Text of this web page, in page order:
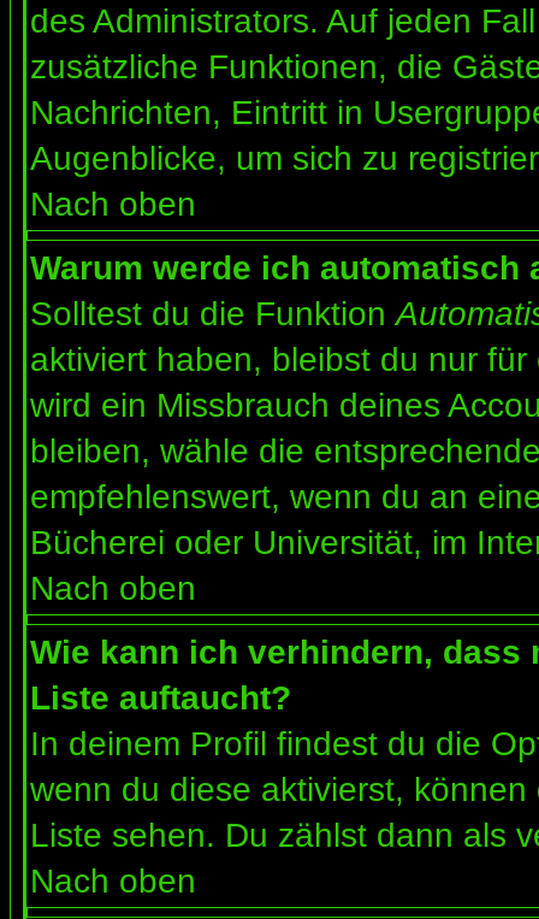
des Administrators. Auf jeden
zusätzliche Funktionen, die
Nachrichten, Eintritt in
Augenblicke, um sich zu
Nach oben
Warum werde ich automatisch
Solltest du die Funktion
aktiviert haben, bleibst du nur
wird ein Missbrauch deines
bleiben, wähle die
empfehlenswert, wenn du an
Bücherei oder Universität, im
Nach oben
Wie kann ich verhindern, dass
Liste auftaucht?
In deinem Profil findest du die
wenn du diese aktivierst,
Liste sehen. Du zählst dann als
Nach oben